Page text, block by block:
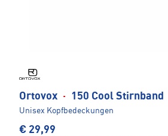
Ortovox · 150 Cool Stirnband
Unisex Kopfbedeckungen
€ 29,99